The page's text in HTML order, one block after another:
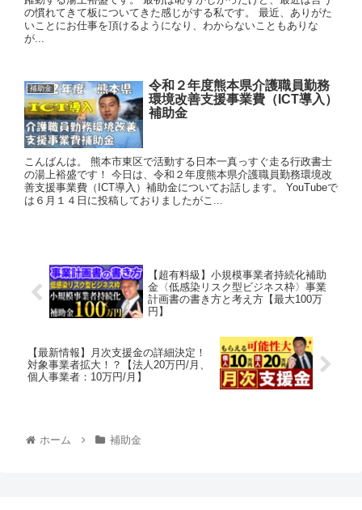
の慣れてきて板についてきた感じがする私です。 最近、ありがた
いことにお仕事を頂けるようになり、わからないこともありな
が...
補助金
令和２年度熊本県介護職員勤務
環境改善支援事業費（ICT導入）
補助金
こんばんは。 熊本市東区で活動する日本一真っすぐ走る行政書士
の湯上裕盛です！ 今日は、令和２年度熊本県介護職員勤務環境改
善支援事業費（ICT導入）補助金についてお話します。 YouTubeで
は６月１４日に投稿しておりましたがこ...
【超有料級】小規模事業者持続化補助
金〈低感染リスク型ビジネス枠〉事業
計画書の書き方と考え方【最大100万
円】
【最新情報】月次支援金の詳細決定！
対象事業者拡大！？【法人20万円/月、
個人事業者：10万円/月】
ホーム 補助金